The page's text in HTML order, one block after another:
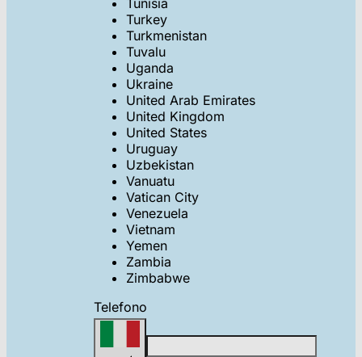
Tunisia
Turkey
Turkmenistan
Tuvalu
Uganda
Ukraine
United Arab Emirates
United Kingdom
United States
Uruguay
Uzbekistan
Vanuatu
Vatican City
Venezuela
Vietnam
Yemen
Zambia
Zimbabwe
Telefono